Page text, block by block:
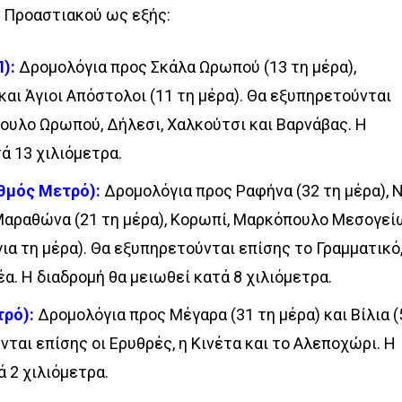
ως εξής:
Δρομολόγια προς Σκάλα Ωρωπού (13 τη μέρα),
Άγιοι Απόστολοι (11 τη μέρα). Θα εξυπηρετούνται
Ωρωπού, Δήλεσι, Χαλκούτσι και Βαρνάβας. Η
13 χιλιόμετρα.
Μετρό): Δρομολόγια προς Ραφήνα (32 τη μέρα),
(21 τη μέρα), Κορωπί, Μαρκόπουλο
τη μέρα). Θα εξυπηρετούνται επίσης το
Η διαδρομή θα μειωθεί κατά 8 χιλιόμετρα.
Δρομολόγια προς Μέγαρα (31 τη μέρα) και Βίλια
επίσης οι Ερυθρές, η Κινέτα και το Αλεποχώρι. Η
2 χιλιόμετρα.